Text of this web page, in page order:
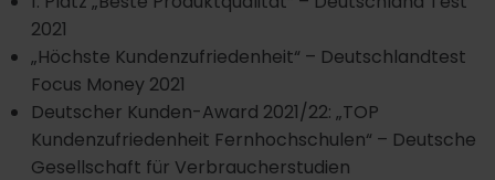
2021
„Höchste Kundenzufriedenheit“ – Deutschlandtest
Focus Money 2021
Deutscher Kunden-Award 2021/22: „TOP
Kundenzufriedenheit Fernhochschulen“ – Deutsche
Gesellschaft für Verbraucherstudien